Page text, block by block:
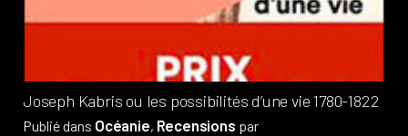
Joseph Kabris ou les possibilités d’une vie 1780-1822
Publié dans Océanie, Recensions par